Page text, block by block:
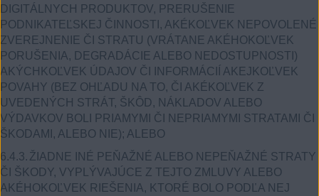
DIGITÁLNYCH PRODUKTOV, PRERUŠENIE
PODNIKATEĽSKEJ ČINNOSTI, AKÉKOĽVEK NEPOVOLENÉ
ZVEREJNENIE ČI STRATU (VRÁTANE AKÉHOKOĽVEK
PORUŠENIA, DEGRADÁCIE ALEBO NEDOSTUPNOSTI)
AKÝCHKOĽVEK ÚDAJOV ČI INFORMÁCIÍ AKEJKOĽVEK
POVAHY (BEZ OHĽADU NA TO, ČI AKÉKOĽVEK Z
UVEDENÝCH STRÁT, ŠKÔD, NÁKLADOV ALEBO
VÝDAVKOV BOLI PRIAMYMI ČI NEPRIAMYMI STRATAMI ČI
ŠKODAMI, ALEBO NIE); ALEBO
6.4.3. ŽIADNE INÉ PEŇAŽNÉ ALEBO NEPEŇAŽNÉ STRATY
ČI ŠKODY, VYPLÝVAJÚCE Z TEJTO ZMLUVY ALEBO
AKÉHOKOĽVEK RIEŠENIA, KTORÉ BOLO PODĽA NEJ